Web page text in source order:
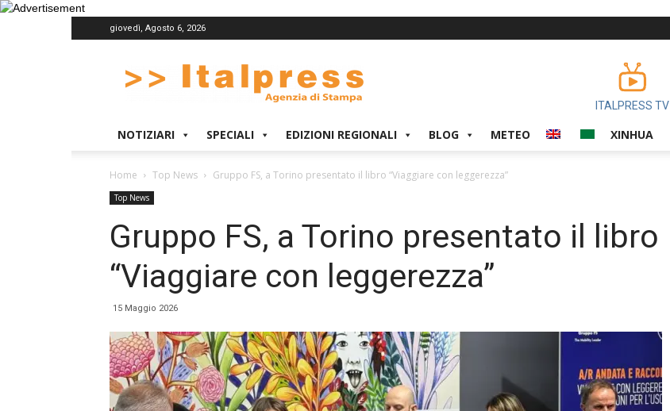
giovedì, Agosto 6, 2026
ITALPRESS TV
NOTIZIARI SPECIALI EDIZIONI REGIONALI BLOG METEO XINHUA
Home Top News Gruppo FS, a Torino presentato il libro “Viaggiare con leggerezza”
Top News
Gruppo FS, a Torino presentato il libro
“Viaggiare con leggerezza”
15 Maggio 2026